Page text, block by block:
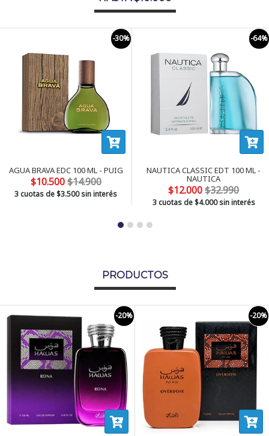
-30%
AGUA BRAVA EDC 100 ML - PUIG
$10.500$14.900
3 cuotas de$3.500sin interés
-64%
NAUTICA CLASSIC EDT 100 ML -
NAUTICA
$12.000$32.990
3 cuotas de$4.000sin interés
PRODUCTOS
-20% -20%